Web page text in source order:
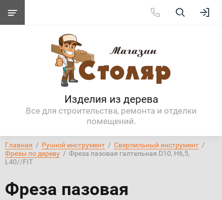
Изделия из дерева
Все для строительства, ремонта и отделки
помещений.
Главная
  /
Ручной инструмент
  /
Сверлильный инструмент
Фрезы по дереву
  /  Фреза пазовая галтельная D10, H6,5,
L40//FIT
Фреза пазовая